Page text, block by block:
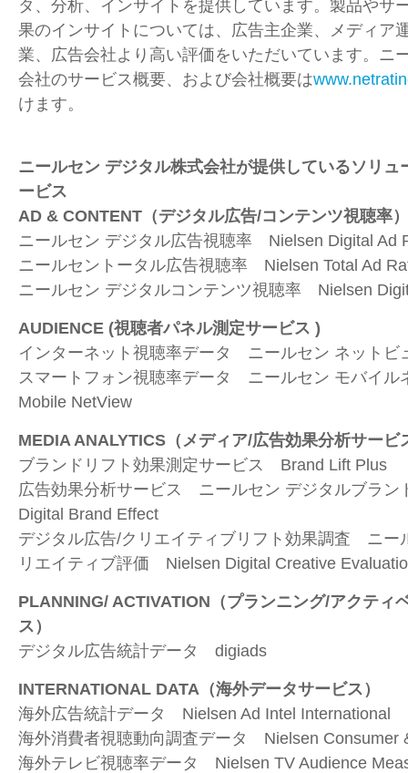
タ、分析、インサイトを提供しています。製品やサ
果のインサイトについては、広告主企業、メディア
業、広告会社より高い評価をいただいています。ニ
会社のサービス概要、および会社概要は
けます。
ニールセン デジタル株式会社が提供しているソリュ
ービス
AD & CONTENT （デジタル広告/コンテンツ視聴率）
ニールセン デジタル広告視聴率 Nielsen Digital Ad
ニールセントータル広告視聴率 Nielsen Total Ad
ニールセン デジタルコンテンツ視聴率 Nielsen
AUDIENCE (視聴者パネル測定サービス )
インターネット視聴率データ ニールセン ネットビ
スマートフォン視聴率データ ニールセン モバイル
Mobile NetView
MEDIA ANALYTICS （メディア/広告効果分析サービ
ブランドリフト効果測定サービス Brand Lift Plus
広告効果分析サービス ニールセン デジタルブラ
Digital Brand Effect
デジタル広告/クリエイティブリフト効果調査 ニー
リエイティブ評価 Nielsen Digital Creative
PLANNING/ ACTIVATION （プランニング/アクティ
ス）
デジタル広告統計データ digiads
INTERNATIONAL DATA （海外データサービス）
海外広告統計データ Nielsen Ad Intel International
海外消費者視聴動向調査データ Nielsen Consumer
海外テレビ視聴率データ Nielsen TV Audience